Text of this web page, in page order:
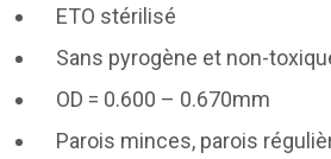
ETO stérilisé
Sans pyrogène et non-
OD = 0.600 – 0.670mm
Parois minces, parois